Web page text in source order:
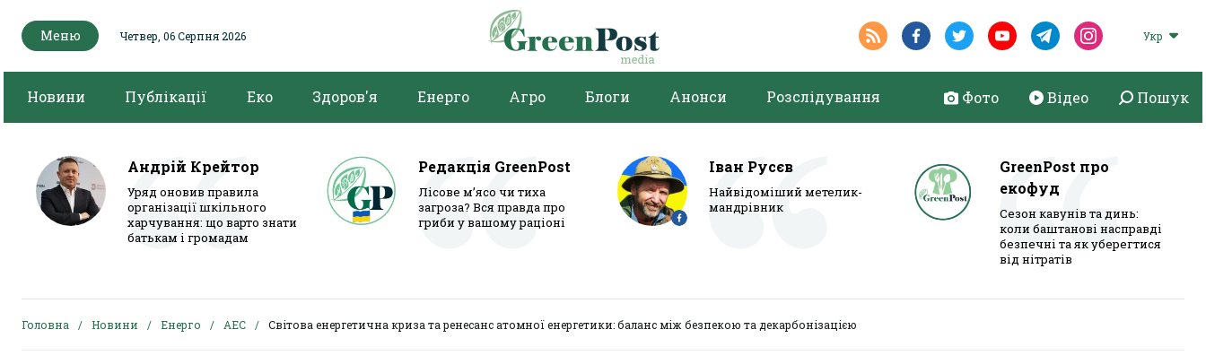
Меню Четвер, 06 Серпня 2026 Укр
Новини Публікації Еко Здоров'я Енерго Агро Блоги Анонси Розслідування Фото Відео Пошук
Андрій Крейтор
Уряд оновив правила
організації шкільного
харчування: що варто знати
батькам і громадам
Редакція GreenPost
Лісове м’ясо чи тиха
загроза? Вся правда про
гриби у вашому раціоні
Іван Русєв
Найвідоміший метелик-
мандрівник
GreenPost про
екофуд
Сезон кавунів та динь:
коли баштанові насправді
безпечні та як уберегтися
від нітратів
Головна Новини Енерго АЕС Світова енергетична криза та ренесанс атомної енергетики: баланс між безпекою та декарбонізацією